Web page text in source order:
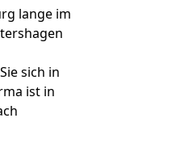
lange im
sich in
ist in